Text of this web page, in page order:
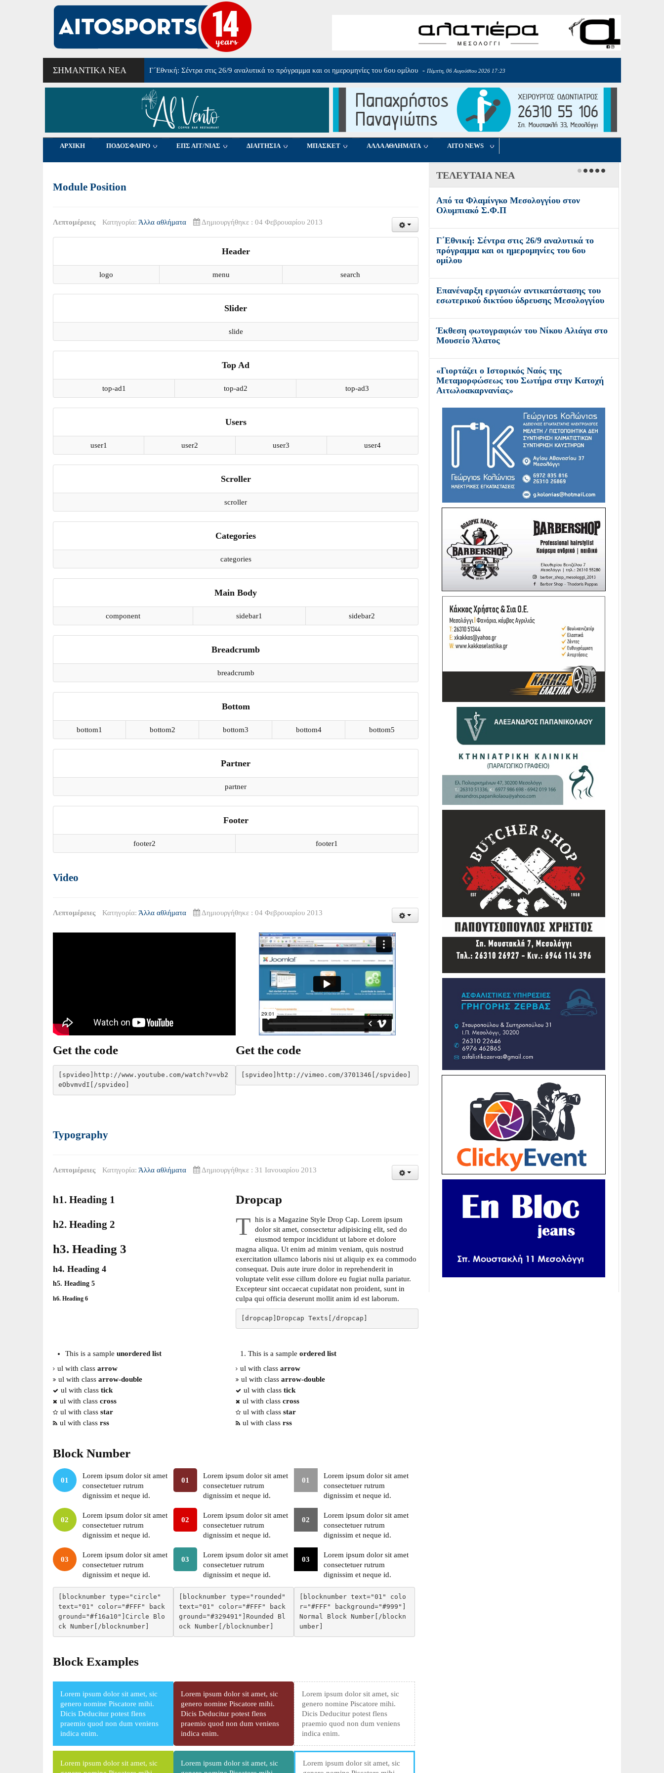
ΣΗΜΑΝΤΙΚΆ ΝΈΑ Γ΄Εθνική: Σέντρα στις 26/9 αναλυτικά το πρόγραμμα και οι ημερομηνίες του 6ου ομίλου - Πέμπτη, 06 Αυγούστου 2026 17:23
ΑΡΧΙΚΗ ΠΟΔΟΣΦΑΙΡΟ ΕΠΣ ΑΙΤ/ΝΙΑΣ ΔΙΑΙΤΗΣΙΑ ΜΠΑΣΚΕΤ ΑΛΛΑ ΑΘΛΗΜΑΤΑ AITO NEWS
Module Position
Λεπτομέρειες Κατηγορία: Άλλα αθλήματα Δημιουργήθηκε : 04 Φεβρουαρίου 2013
Header
logo menu search
Slider
slide
Top Ad
top-ad1 top-ad2 top-ad3
Users
user1 user2 user3 user4
Scroller
scroller
Categories
categories
Main Body
component sidebar1 sidebar2
Breadcrumb
breadcrumb
Bottom
bottom1 bottom2 bottom3 bottom4 bottom5
Partner
partner
Footer
footer2 footer1
Video
Λεπτομέρειες Κατηγορία: Άλλα αθλήματα Δημιουργήθηκε : 04 Φεβρουαρίου 2013
Get the code
[spvideo]http://www.youtube.com/watch?v=vb2
eObvmvdI[/spvideo]
Get the code
[spvideo]http://vimeo.com/3701346[/spvideo]
Typography
Λεπτομέρειες Κατηγορία: Άλλα αθλήματα Δημιουργήθηκε : 31 Ιανουαρίου 2013
h1. Heading 1
h2. Heading 2
h3. Heading 3
h4. Heading 4
h5. Heading 5
h6. Heading 6
Dropcap
T his is a Magazine Style Drop Cap. Lorem ipsum
dolor sit amet, consectetur adipisicing elit, sed do
eiusmod tempor incididunt ut labore et dolore
magna aliqua. Ut enim ad minim veniam, quis nostrud
exercitation ullamco laboris nisi ut aliquip ex ea commodo
consequat. Duis aute irure dolor in reprehenderit in
voluptate velit esse cillum dolore eu fugiat nulla pariatur.
Excepteur sint occaecat cupidatat non proident, sunt in
culpa qui officia deserunt mollit anim id est laborum.
[dropcap]Dropcap Texts[/dropcap]
This is a sample unordered list
ul with class arrow
ul with class arrow-double
ul with class tick
ul with class cross
ul with class star
ul with class rss
This is a sample ordered list
ul with class arrow
ul with class arrow-double
ul with class tick
ul with class cross
ul with class star
ul with class rss
Block Number
01
Lorem ipsum dolor sit amet
consectetuer rutrum
dignissim et neque id.
02
Lorem ipsum dolor sit amet
consectetuer rutrum
dignissim et neque id.
03
Lorem ipsum dolor sit amet
consectetuer rutrum
dignissim et neque id.
[blocknumber type="circle"
text="01" color="#FFF" back
ground="#f16a10"]Circle Blo
ck Number[/blocknumber]
01
Lorem ipsum dolor sit amet
consectetuer rutrum
dignissim et neque id.
02
Lorem ipsum dolor sit amet
consectetuer rutrum
dignissim et neque id.
03
Lorem ipsum dolor sit amet
consectetuer rutrum
dignissim et neque id.
[blocknumber type="rounded"
text="01" color="#FFF" back
ground="#329491"]Rounded Bl
ock Number[/blocknumber]
01
Lorem ipsum dolor sit amet
consectetuer rutrum
dignissim et neque id.
02
Lorem ipsum dolor sit amet
consectetuer rutrum
dignissim et neque id.
03
Lorem ipsum dolor sit amet
consectetuer rutrum
dignissim et neque id.
[blocknumber text="01" colo
r="#FFF" background="#999"]
Normal Block Number[/blockn
umber]
Block Examples
Lorem ipsum dolor sit amet, sic
genero nomine Piscatore mihi.
Dicis Deducitur potest flens
praemio quod non dum veniens
indica enim.
Lorem ipsum dolor sit amet, sic
Lorem ipsum dolor sit amet, sic
genero nomine Piscatore mihi.
Dicis Deducitur potest flens
praemio quod non dum veniens
indica enim.
Lorem ipsum dolor sit amet, sic
Lorem ipsum dolor sit amet, sic
genero nomine Piscatore mihi.
Dicis Deducitur potest flens
praemio quod non dum veniens
indica enim.
Lorem ipsum dolor sit amet, sic
ΤΕΛΕΥΤΑΙΑ ΝΕΑ
Από τα Φλαμίνγκο Μεσολογγίου στον
Ολυμπιακό Σ.Φ.Π
Γ΄Εθνική: Σέντρα στις 26/9 αναλυτικά το
πρόγραμμα και οι ημερομηνίες του 6ου
ομίλου
Επανέναρξη εργασιών αντικατάστασης του
εσωτερικού δικτύου ύδρευσης Μεσολογγίου
Έκθεση φωτογραφιών του Νίκου Αλιάγα στο
Μουσείο Άλατος
«Γιορτάζει ο Ιστορικός Ναός της
Μεταμορφώσεως του Σωτήρα στην Κατοχή
Αιτωλοακαρνανίας»